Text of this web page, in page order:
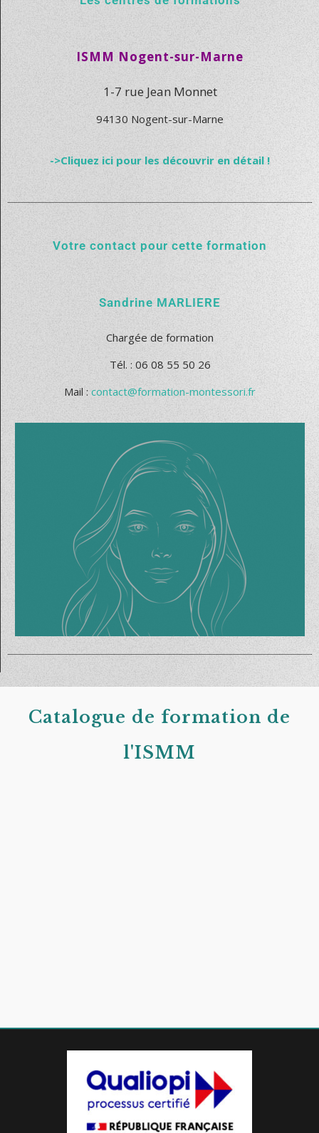
ISMM Nogent-sur-Marne
1-7 rue Jean Monnet
94130 Nogent-sur-Marne
->Cliquez ici pour les découvrir en détail !
Votre contact pour cette formation
Sandrine MARLIERE
Chargée de formation
Tél. : 06 08 55 50 26
Mail : contact@formation-montessori.fr
Catalogue de formation de
l'ISMM